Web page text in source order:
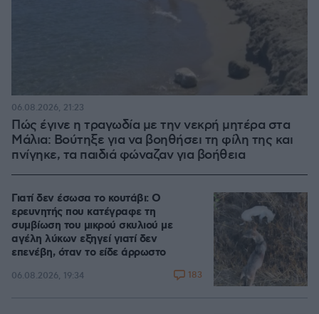
Πώς έγινε η τραγωδία με την νεκρή μητέρα στα
Μάλια: Βούτηξε για να βοηθήσει τη φίλη της και
πνίγηκε, τα παιδιά φώναζαν για βοήθεια
06.08.2026, 21:23
Γιατί δεν έσωσα το κουτάβι: Ο
ερευνητής που κατέγραφε τη
συμβίωση του μικρού σκυλιού με
αγέλη λύκων εξηγεί γιατί δεν
επενέβη, όταν το είδε άρρωστο
06.08.2026, 19:34 183